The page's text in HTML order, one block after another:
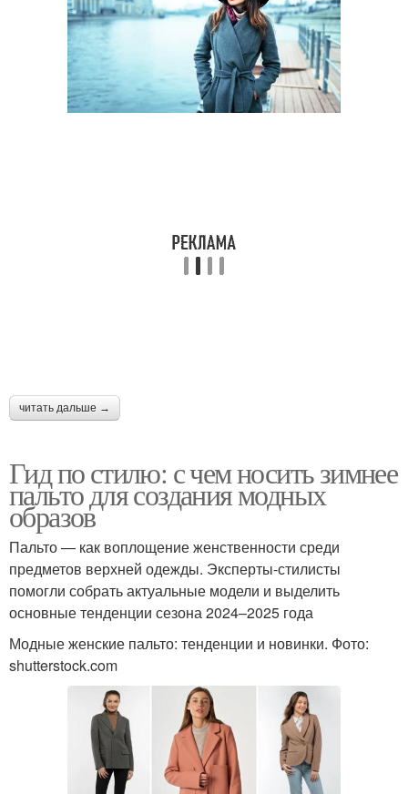
Пальто из альпаки Теплое пальто
Короткое пальто Серые пальто
Пальто с мехом
читать дальше →
Гид по стилю: с чем носить зимнее
пальто для создания модных
образов
Пальто — как воплощение женственности среди
предметов верхней одежды. Эксперты-стилисты
помогли собрать актуальные модели и выделить
основные тенденции сезона 2024–2025 года
Модные женские пальто: тенденции и новинки. Фото:
shutterstock.com